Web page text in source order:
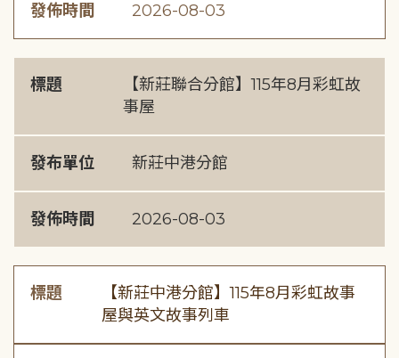
發佈時間 2026-08-03
標題
【新莊聯合分館】115年8月彩虹故
事屋
發布單位 新莊中港分館
發佈時間 2026-08-03
標題
【新莊中港分館】115年8月彩虹故事
屋與英文故事列車